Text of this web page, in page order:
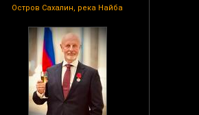
Остров Сахалин, река Найба